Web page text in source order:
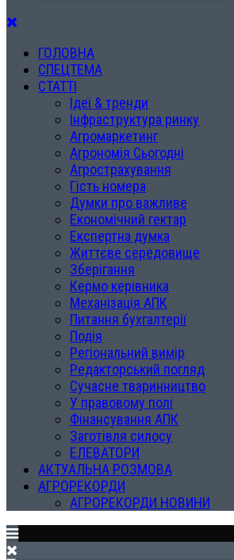
ГОЛОВНА
СПЕЦТЕМА
СТАТТІ
Ідеї & тренди
Інфраструктура ринку
Агромаркетинг
Агрономія Сьогодні
Агрострахування
Гість номера
Думки про важливе
Економічний гектар
Експертна думка
Життєве середовище
Зберігання
Кермо керівника
Механізація АПК
Питання бухгалтерії
Подія
Регіональний вимір
Редакторський погляд
Сучасне тваринництво
У правовому полі
Фінансування АПК
Заготівля силосу
ЕЛЕВАТОРИ
АКТУАЛЬНА РОЗМОВА
АГРОРЕКОРДИ
АГРОРЕКОРДИ НОВИНИ